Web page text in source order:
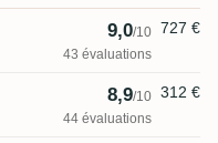
9,0/10
43 évaluations
727 €
8,9/10
44 évaluations
312 €